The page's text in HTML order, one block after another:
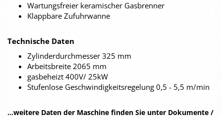
Wartungsfreier keramischer Gasbrenner
Klappbare Zufuhrwanne
Technische Daten
Zylinderdurchmesser 325 mm
Arbeitsbreite 2065 mm
gasbeheizt 400V/ 25kW
Stufenlose Geschwindigkeitsregelung 0,5 - 5,5 m/min
...weitere Daten der Maschine finden Sie unter Dokumente /